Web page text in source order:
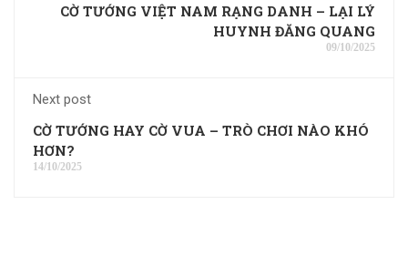
CỜ TƯỚNG VIỆT NAM RẠNG DANH – LẠI LÝ
HUYNH ĐĂNG QUANG
09/10/2025
Next post
CỜ TƯỚNG HAY CỜ VUA – TRÒ CHƠI NÀO KHÓ
HƠN?
14/10/2025